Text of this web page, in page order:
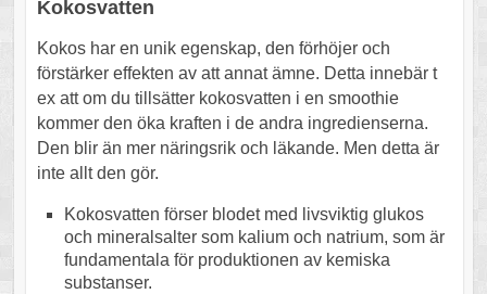
Kokosvatten
Kokos har en unik egenskap, den förhöjer och
förstärker effekten av att annat ämne. Detta innebär t
ex att om du tillsätter kokosvatten i en smoothie
kommer den öka kraften i de andra ingredienserna.
Den blir än mer näringsrik och läkande. Men detta är
inte allt den gör.
Kokosvatten förser blodet med livsviktig glukos
och mineralsalter som kalium och natrium, som är
fundamentala för produktionen av kemiska
substanser.